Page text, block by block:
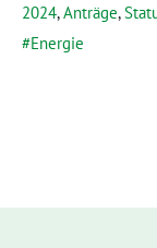
2024,Anträge,
Energie